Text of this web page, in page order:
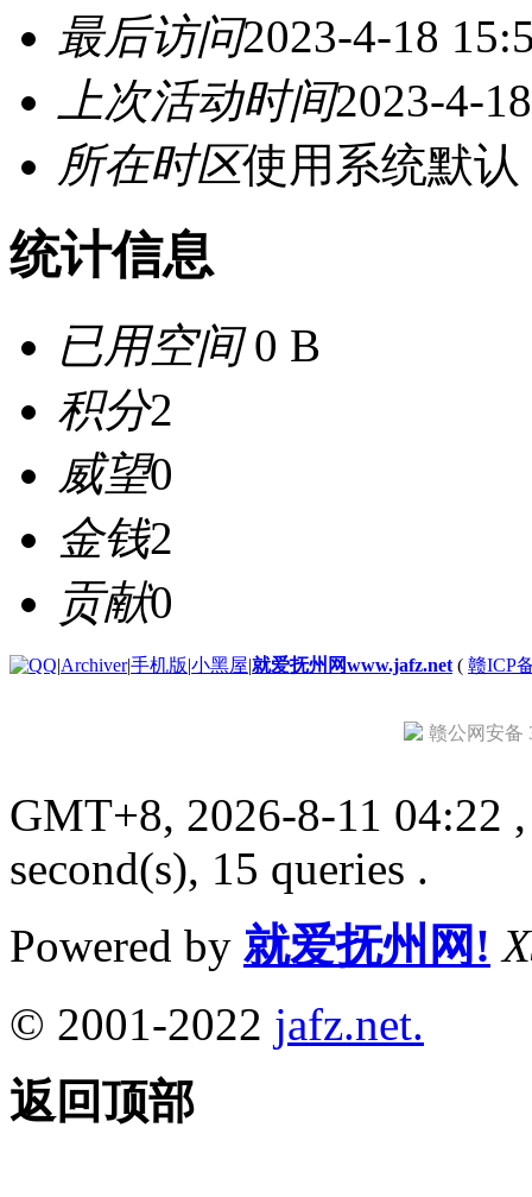
最后访问2023-4-18
上次活动时间2023-4-
所在时区使用系统默认
统计信息
已用空间0 B
积分2
威望0
金钱2
贡献0
|Archiver|手机版|小黑屋|就爱抚州网www.jafz.net ( 赣ICP
赣公网安备
GMT+8, 2026-8-11 04:22
second(s), 15 queries .
Powered by 就爱抚州网!
© 2001-2022 jafz.net.
返回顶部